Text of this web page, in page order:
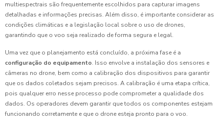
multiespectrais são frequentemente escolhidos para capturar imagens
detalhadas e informações precisas. Além disso, é importante considerar as
condições climáticas e a legislação local sobre o uso de drones,
garantindo que o voo seja realizado de forma segura e legal.
Uma vez que o planejamento está concluído, a próxima fase é a
configuração do equipamento. Isso envolve a instalação dos sensores e
câmeras no drone, bem como a calibração dos dispositivos para garantir
que os dados coletados sejam precisos. A calibração é uma etapa crítica,
pois qualquer erro nesse processo pode comprometer a qualidade dos
dados. Os operadores devem garantir que todos os componentes estejam
funcionando corretamente e que o drone esteja pronto para o voo.